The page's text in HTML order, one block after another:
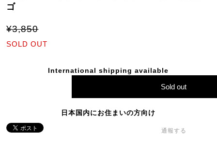
ゴ
¥3,850
SOLD OUT
International shipping available
Sold out
日本国内にお住まいの方向け
通報する